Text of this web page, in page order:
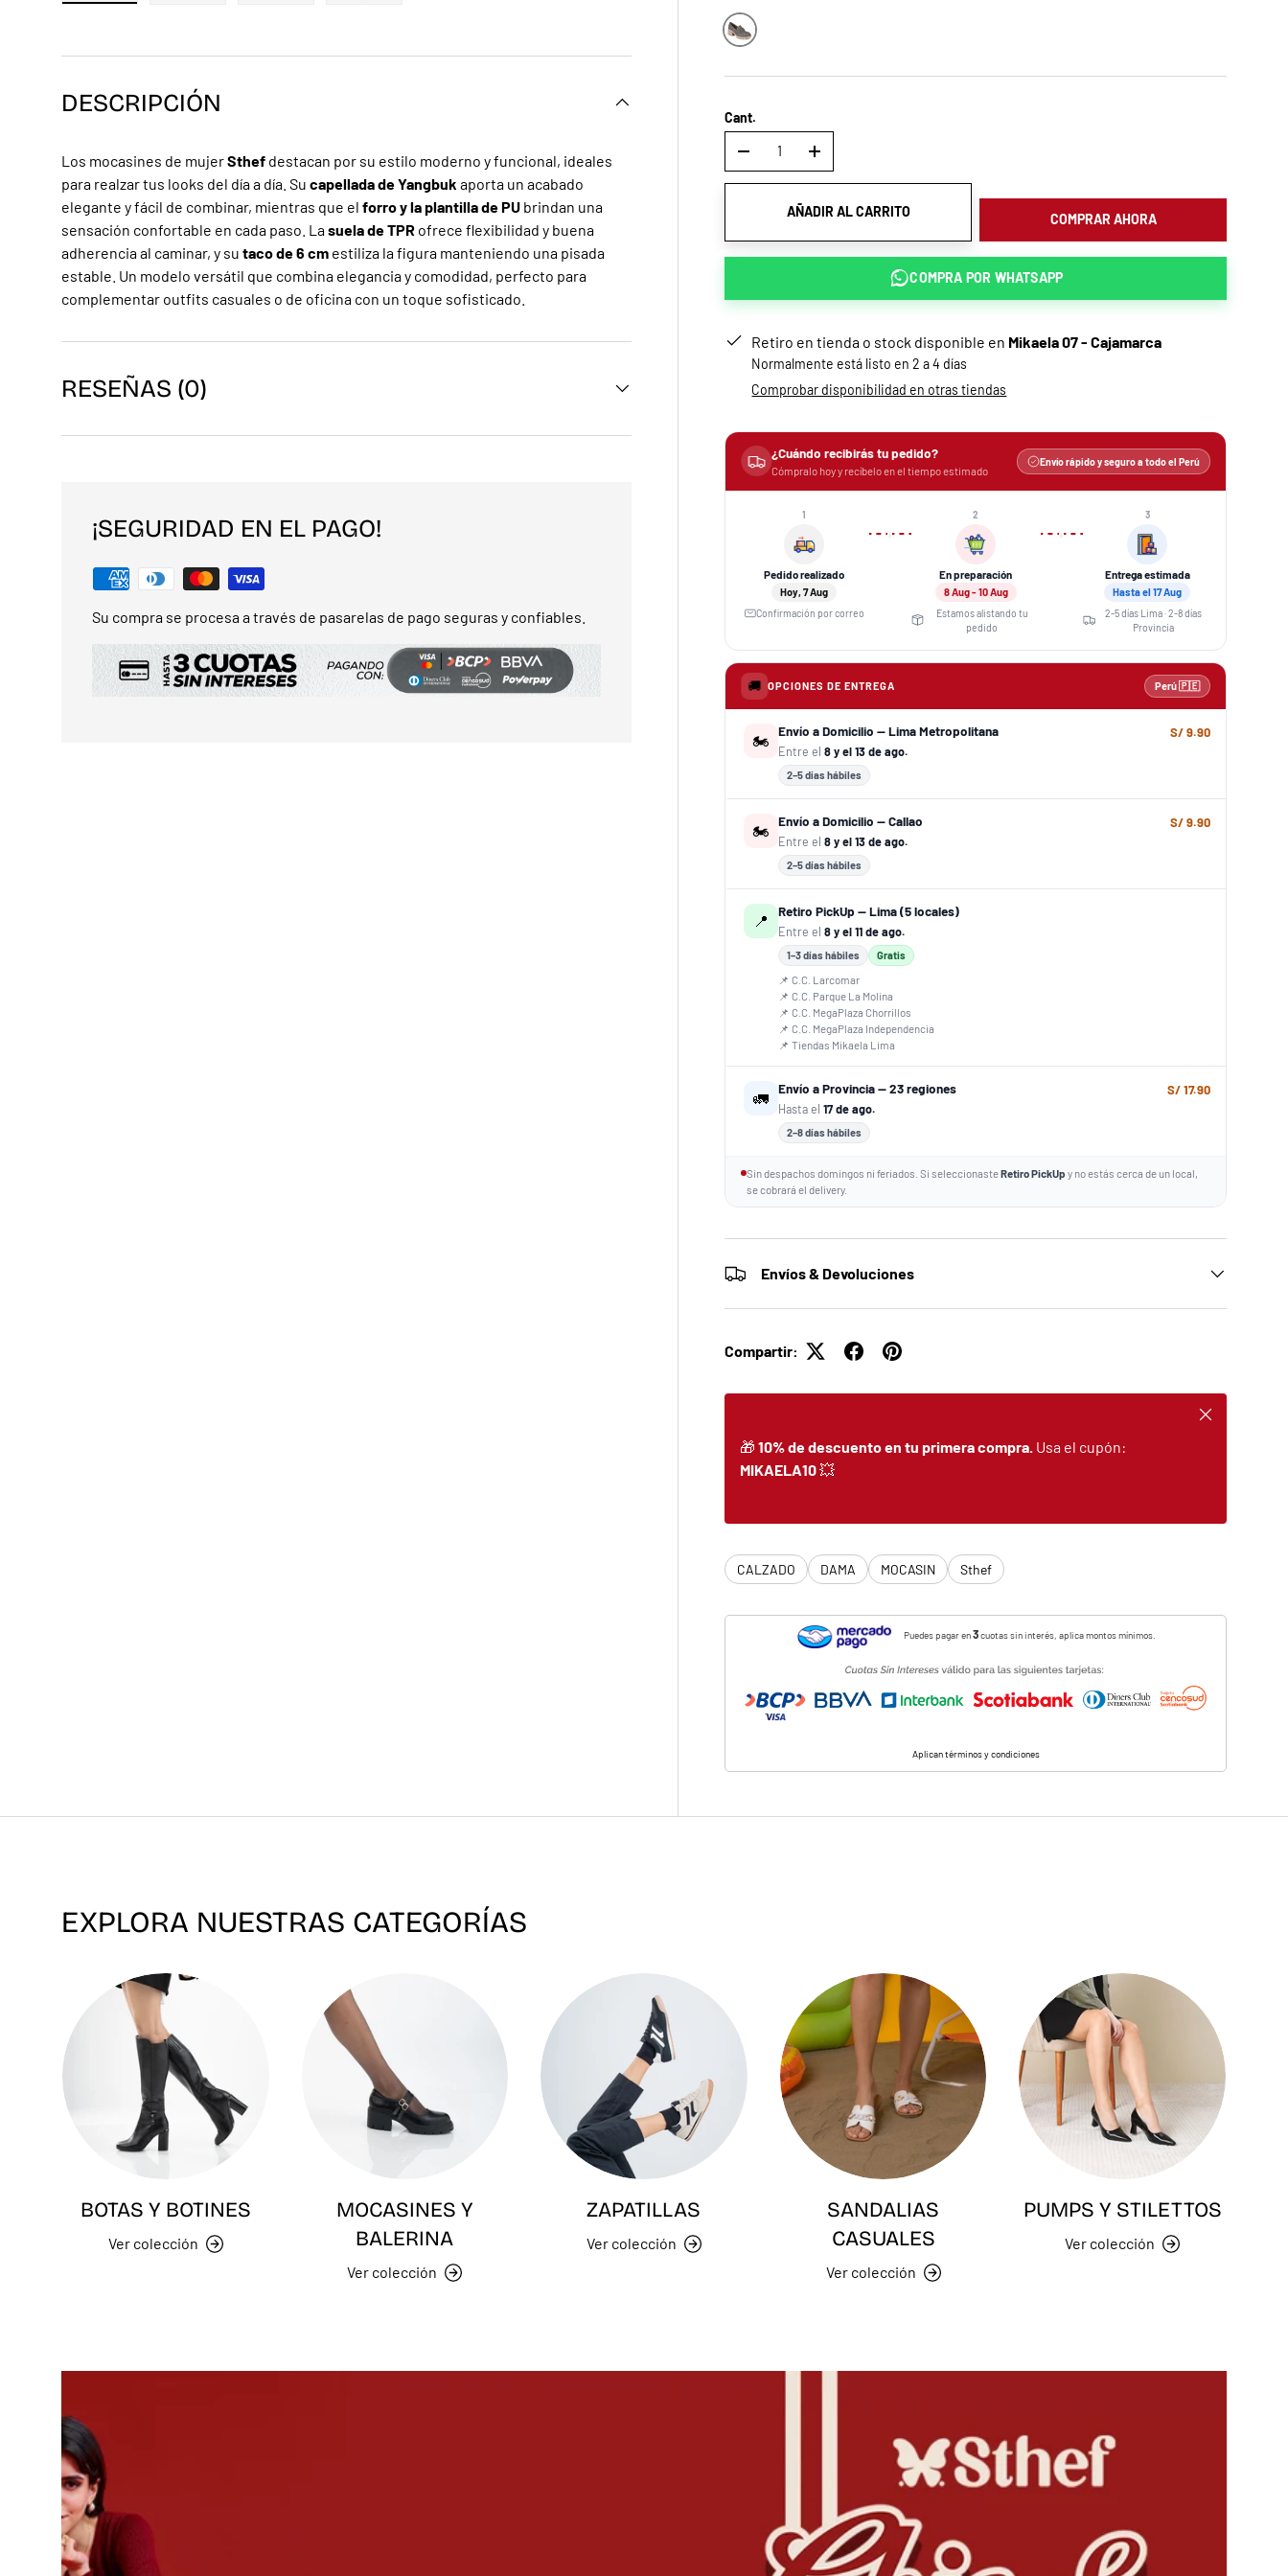
Khaki
Cant.
- +
AÑADIR AL CARRITO COMPRAR AHORA
COMPRA POR WHATSAPP
Retiro en tienda o stock disponible en Mikaela 07 - Cajamarca
Normalmente está listo en 2 a 4 días
Comprobar disponibilidad en otras tiendas
¿Cuándo recibirás tu pedido?
Cómpralo hoy y recíbelo en el tiempo estimado
Envío rápido y seguro a todo el Perú
1
Pedido realizado
Hoy, 7 Aug
Confirmación por correo
›
2
En preparación
8 Aug - 10 Aug
Estamos alistando tu
pedido
›
3
Entrega estimada
Hasta el 17 Aug
2-5 días Lima · 2-8 días
Provincia
🚚 OPCIONES DE ENTREGA Perú 🇵🇪
🏍️
Envío a Domicilio — Lima Metropolitana
Entre el8 y el 13 de ago.
2–5 días hábiles
S/ 9.90
🏍️
Envío a Domicilio — Callao
Entre el8 y el 13 de ago.
2–5 días hábiles
S/ 9.90
📍
Retiro PickUp — Lima (5 locales)
Entre el8 y el 11 de ago.
1–3 días hábiles Gratis
📌 C.C. Larcomar
📌 C.C. Parque La Molina
📌 C.C. MegaPlaza Chorrillos
📌 C.C. MegaPlaza Independencia
📌 Tiendas Mikaela Lima
🚛
Envío a Provincia — 23 regiones
Hasta el17 de ago.
2–8 días hábiles
S/ 17.90
Sin despachos domingos ni feriados. Si seleccionasteRetiro PickUp y no estás cerca de un local,
se cobrará el delivery.
Envíos & Devoluciones
Compartir:
🎁10% de descuento en tu primera compra. Usa el cupón:
MIKAELA10💥
Cerrar
CALZADO DAMA MOCASIN Sthef
Puedes pagar en3cuotas sin interés, aplica montos mínimos.
Aplican términos y condiciones
DESCRIPCIÓN
Los mocasines de mujerSthef destacan por su estilo moderno y funcional, ideales
para realzar tus looks del día a día. Su capellada de Yangbuk aporta un acabado
elegante y fácil de combinar, mientras que el forro y la plantilla de PU brindan una
sensación confortable en cada paso. Lasuela de TPR ofrece flexibilidad y buena
adherencia al caminar, y su taco de 6 cm estiliza la figura manteniendo una pisada
estable. Un modelo versátil que combina elegancia y comodidad, perfecto para
complementar outfits casuales o de oficina con un toque sofisticado.
RESEÑAS (0)
¡SEGURIDAD EN EL PAGO!
Su compra se procesa a través de pasarelas de pago seguras y confiables.
EXPLORA NUESTRAS CATEGORÍAS
BOTAS Y BOTINES
Ver colección
MOCASINES Y
BALERINA
Ver colección
ZAPATILLAS
Ver colección
SANDALIAS
CASUALES
Ver colección
PUMPS Y STILETTOS
Ver colección